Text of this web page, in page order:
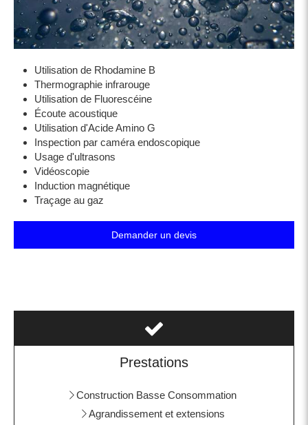
Utilisation de Rhodamine B
Thermographie infrarouge
Utilisation de Fluorescéine
Écoute acoustique
Utilisation d'Acide Amino G
Inspection par caméra endoscopique
Usage d'ultrasons
Vidéoscopie
Induction magnétique
Traçage au gaz
Demander un devis
Prestations
Construction Basse Consommation
Agrandissement et extensions